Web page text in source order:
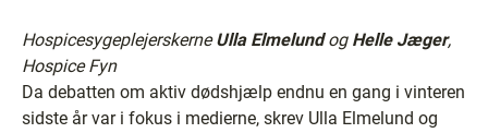
HospicesygeplejerskerneUlla Elmelundog Helle Jæger,
Hospice Fyn
Da debatten om aktiv dødshjælp endnu en gang i vinteren
sidste år var i fokus i medierne, skrev Ulla Elmelund og